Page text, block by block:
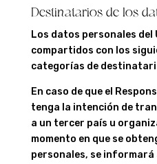
Destinatarios de los
Los datos personales del
compartidos con los
categorías de
En caso de que el
tenga la intención de
a un tercer país u
momento en que se
personales, se informará